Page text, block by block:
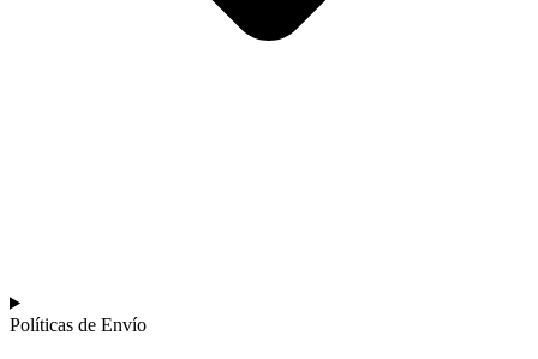
Políticas de Envío